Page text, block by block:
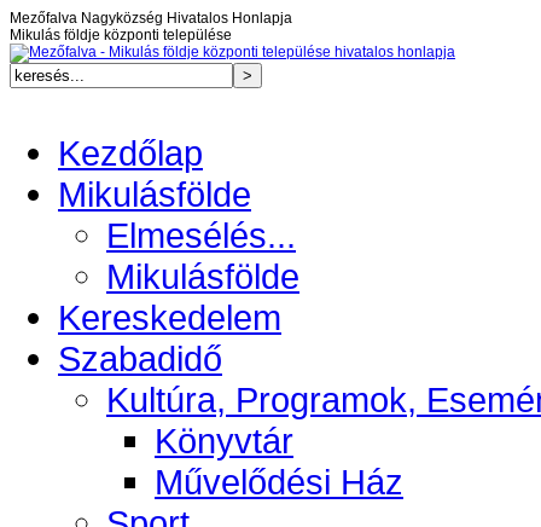
Mezőfalva Nagyközség Hivatalos Honlapja
Mikulás földje központi települése
Kezdőlap
Mikulásfölde
Elmesélés...
Mikulásfölde
Kereskedelem
Szabadidő
Kultúra, Programok,
Könyvtár
Művelődési Ház